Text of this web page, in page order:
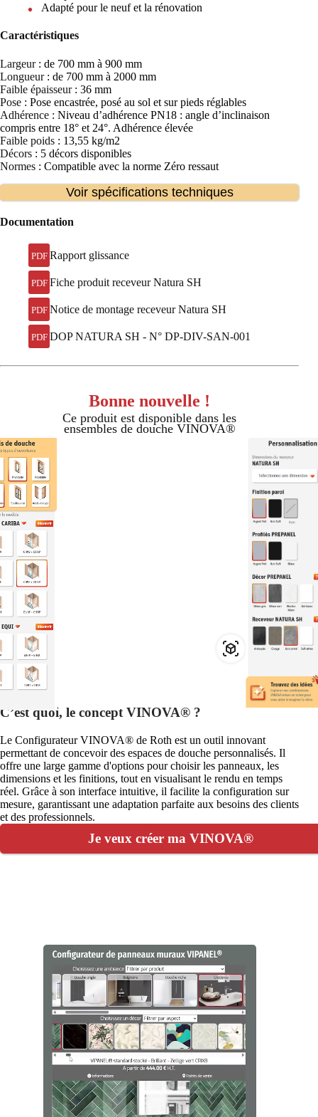
Adapté pour le neuf et la rénovation
Caractéristiques
Largeur: de 700 mm à 900 mm
Longueur: de 700 mm à 2000 mm
Faible épaisseur: 36 mm
Pose : Pose encastrée, posé au sol et sur pieds réglables
Adhérence : Niveau d’adhérence PN18 : angle d’inclinaison
compris entre 18° et 24°. Adhérence élevée
Faible poids : 13,55 kg/m2
Décors : 5 décors disponibles
Normes : Compatible avec la norme Zéro ressaut
Voir spécifications techniques
Documentation
PDF Rapport glissance
PDF Fiche produit receveur Natura SH
PDF Notice de montage receveur Natura SH
PDF DOP NATURA SH - N° DP-DIV-SAN-001
Bonne nouvelle !
Ce produit est disponible dans les
ensembles de douche VINOVA®
C’est quoi, le concept VINOVA® ?
Le Configurateur VINOVA® de Roth est un outil innovant
permettant de concevoir des espaces de douche personnalisés. Il
offre une large gamme d'options pour choisir les panneaux, les
dimensions et les finitions, tout en visualisant le rendu en temps
réel. Grâce à son interface intuitive, il facilite la configuration sur
mesure, garantissant une adaptation parfaite aux besoins des clients
et des professionnels.
Je veux créer ma VINOVA®